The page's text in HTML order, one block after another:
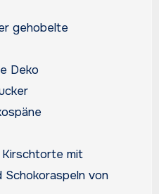
gehobelte
Deko